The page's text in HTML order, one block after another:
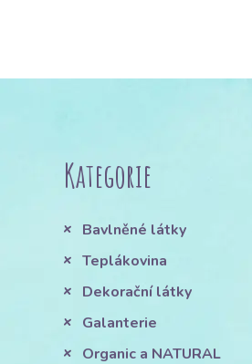
Kategorie
Bavlněné látky
Teplákovina
Dekorační látky
Galanterie
Organic a NATURAL